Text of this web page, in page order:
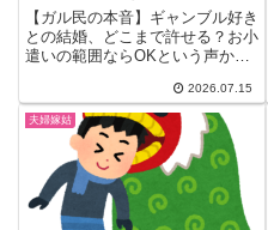
囲・離婚に至った実例まと
め
【ガル民の本音】ギャンブル好き
との結婚、どこまで許せる？お小
遣いの範囲ならOKという声か
壊れた壮絶な体験談まで、126件
のリアルな声を25選厳選しまし
た。離婚に至った実例やうまくい
ってる夫婦の秘訣、依存症のサイ
ンまで一気にチェックできます。
2026.07.15
夫婦嫁姑